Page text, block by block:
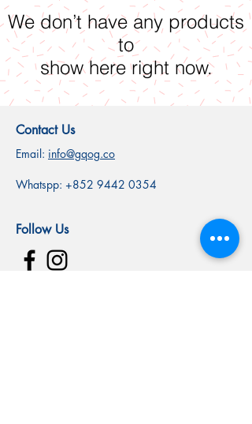
We don’t have any products
to
show here right now.
Contact Us
Email: info@gqog.co
Whatspp: +852 9442 0354
Follow Us